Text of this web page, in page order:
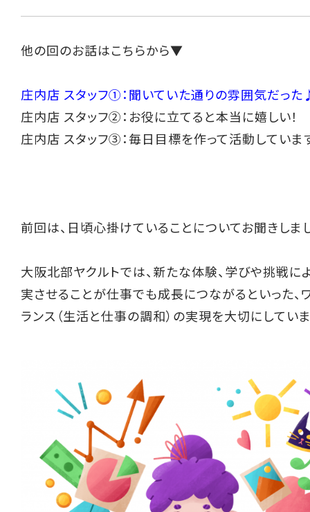
他の回のお話はこちらから▼
庄内店 スタッフ①：聞いていた通りの雰囲気だっ
庄内店 スタッフ②：お役に立てると本当に嬉しい！
庄内店 スタッフ③：毎日目標を作って活動していま
前回は、日頃心掛けていることについてお聞きしま
大阪北部ヤクルトでは、新たな体験、学びや挑戦に
実させることが仕事でも成長につながるといった、
ランス（生活と仕事の調和）の実現を大切にしていま